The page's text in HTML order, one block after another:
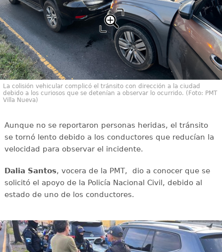
La colisión vehicular complicó el tránsito con dirección a la ciudad
debido a los curiosos que se detenían a observar lo ocurrido. (Foto: PMT
Villa Nueva)
Aunque no se reportaron personas heridas, el tránsito
se tornó lento debido a los conductores que reducían la
velocidad para observar el incidente.
Dalia Santos, vocera de la PMT, dio a conocer que se
solicitó el apoyo de la Policía Nacional Civil, debido al
estado de uno de los conductores.